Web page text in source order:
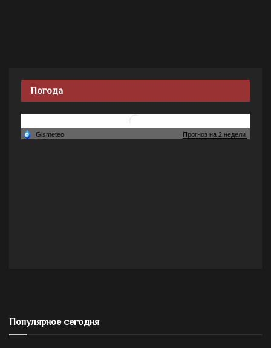
Погода
Популярное сегодня